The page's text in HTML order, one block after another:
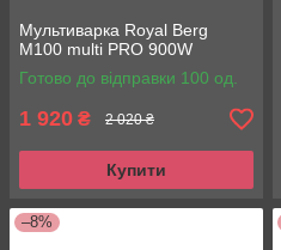
Мультиварка Royal Berg
M100 multi PRO 900W
Готово до відправки 100 од.
1 920 ₴ 2 020 ₴
Купити
–8%